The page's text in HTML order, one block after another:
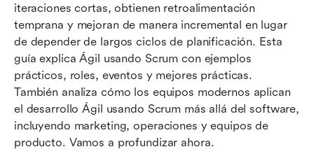
iteraciones cortas, obtienen retroalimentación
temprana y mejoran de manera incremental en lugar
de depender de largos ciclos de planificación. Esta
guía explica Ágil usando Scrum con ejemplos
prácticos, roles, eventos y mejores prácticas.
También analiza cómo los equipos modernos aplican
el desarrollo Ágil usando Scrum más allá del software,
incluyendo marketing, operaciones y equipos de
producto. Vamos a profundizar ahora.